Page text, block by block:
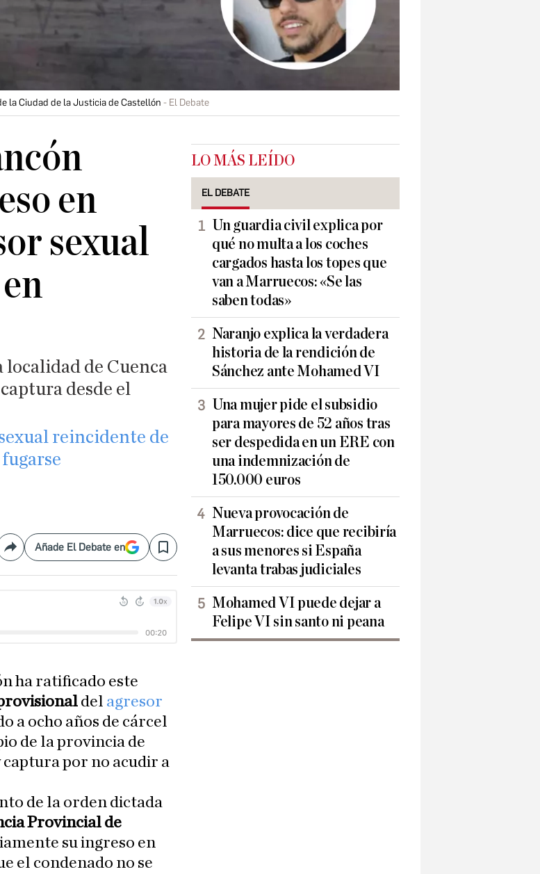
la Ciudad de la Justicia de Castellón El Debate
en
sexual
de Cuenca
desde el
reincidente de
CompartirAñade El Debate en Save
ha ratificado este
del agresor
a ocho años de cárcel
de la provincia de
por no acudir a
de la orden dictada
Provincial de
su ingreso en
el condenado no se
LO MÁS LEÍDO
EL DEBATE
Un guardia civil explica por
qué no multa a los coches
cargados hasta los topes que
van a Marruecos: «Se las
saben todas»
Naranjo explica la verdadera
historia de la rendición de
Sánchez ante Mohamed VI
Una mujer pide el subsidio
para mayores de 52 años tras
ser despedida en un ERE con
una indemnización de
150.000 euros
Nueva provocación de
Marruecos: dice que recibiría
a sus menores si España
levanta trabas judiciales
Mohamed VI puede dejar a
Felipe VI sin santo ni peana